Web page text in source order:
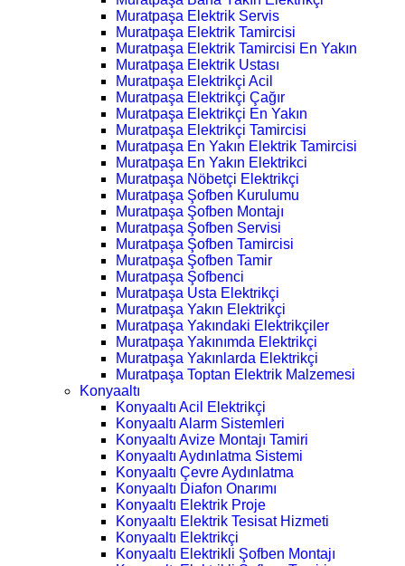
Muratpaşa Elektrik Servis
Muratpaşa Elektrik Tamircisi
Muratpaşa Elektrik Tamircisi En Yakın
Muratpaşa Elektrik Ustası
Muratpaşa Elektrikçi Acil
Muratpaşa Elektrikçi Çağır
Muratpaşa Elektrikçi En Yakın
Muratpaşa Elektrikçi Tamircisi
Muratpaşa En Yakın Elektrik Tamircisi
Muratpaşa En Yakın Elektrikci
Muratpaşa Nöbetçi Elektrikçi
Muratpaşa Şofben Kurulumu
Muratpaşa Şofben Montajı
Muratpaşa Şofben Servisi
Muratpaşa Şofben Tamircisi
Muratpaşa Şofben Tamir
Muratpaşa Şofbenci
Muratpaşa Usta Elektrikçi
Muratpaşa Yakın Elektrikçi
Muratpaşa Yakındaki Elektrikçiler
Muratpaşa Yakınımda Elektrikçi
Muratpaşa Yakınlarda Elektrikçi
Muratpaşa Toptan Elektrik Malzemesi
Konyaaltı
Konyaaltı Acil Elektrikçi
Konyaaltı Alarm Sistemleri
Konyaaltı Avize Montajı Tamiri
Konyaaltı Aydınlatma Sistemi
Konyaaltı Çevre Aydınlatma
Konyaaltı Diafon Onarımı
Konyaaltı Elektrik Proje
Konyaaltı Elektrik Tesisat Hizmeti
Konyaaltı Elektrikçi
Konyaaltı Elektrikli Şofben Montajı